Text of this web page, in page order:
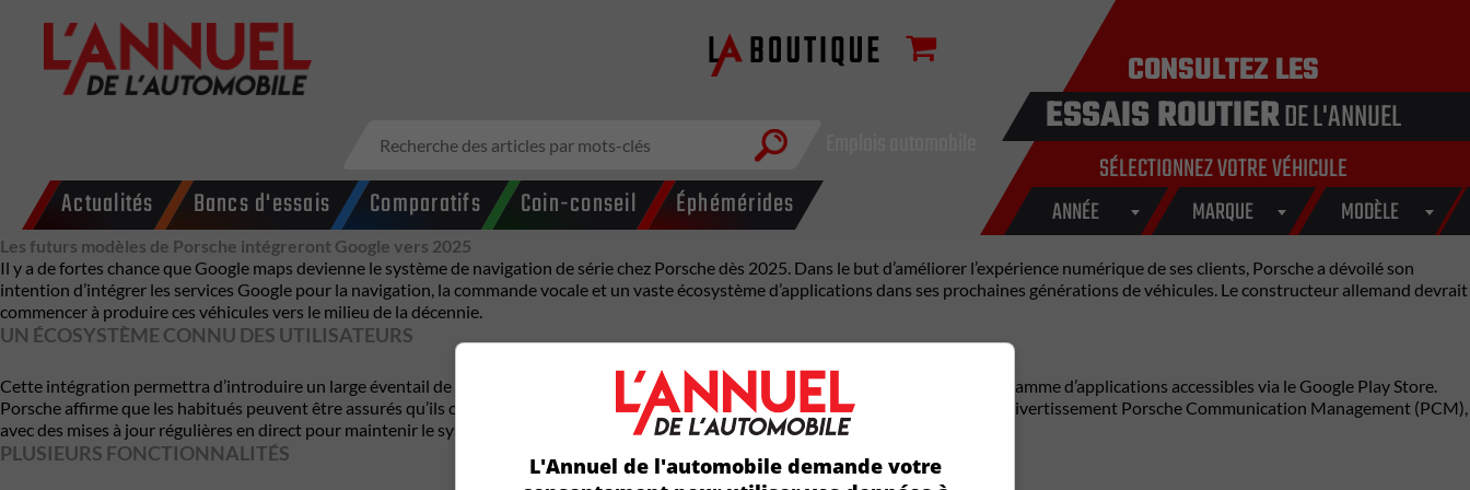
Actualités Bancs d'essais Comparatifs Coin-conseil Éphémérides
CONSULTEZ LES
ESSAIS ROUTIERDE L'ANNUEL
SÉLECTIONNEZ VOTRE VÉHICULE
ANNÉE MARQUE MODÈLE
Les futurs modèles de Porsche intégreront Google vers 2025
Il y a de fortes chance que Google maps devienne le système de navigation de série chez Porsche dès 2025. Dans le but d’améliorer l’expérience numérique de ses clients, Porsche a dévoilé son
intention d’intégrer les services Google pour la navigation, la commande vocale et un vaste écosystème d’applications dans ses prochaines générations de véhicules. Le constructeur allemand devrait
commencer à produire ces véhicules vers le milieu de la décennie.
UN ÉCOSYSTÈME CONNU DES UTILISATEURS
Cette intégration permettra d’introduire un large éventail de produits Google, notamment Google Maps, Google Assistant et une large gamme d’applications accessibles via le Google Play Store.
Porsche affirme que les habitués peuvent être assurés qu’ils continueront à profiter de l’interface utilisateur familière du système d’infodivertissement Porsche Communication Management (PCM),
avec des mises à jour régulières en direct pour maintenir le système à jour.
PLUSIEURS FONCTIONNALITÉS
L'Annuel de l'automobile demande votre